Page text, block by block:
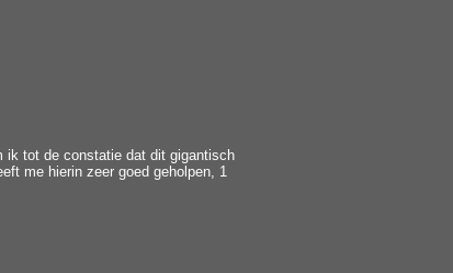
ik tot de constatie dat dit gigantisch
me hierin zeer goed geholpen, 1